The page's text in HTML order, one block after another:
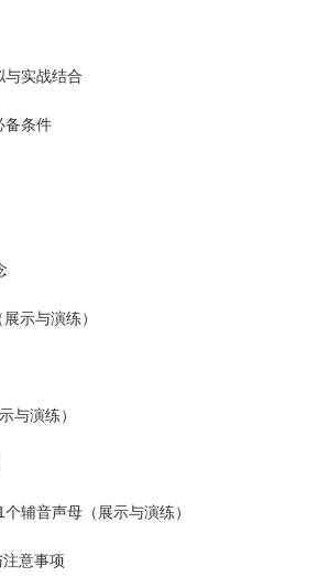
与实战结合
备条件
示与演练）
与演练）
辅音声母（展示与演练）
意事项